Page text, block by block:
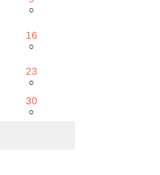
○
16
○
23
○
30
○